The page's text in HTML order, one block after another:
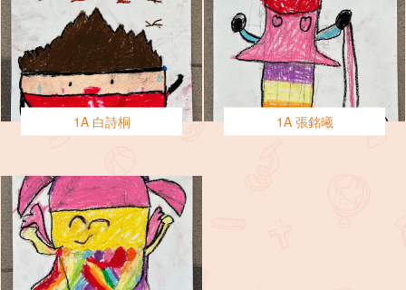
1A 白詩桐 1A 張銘曦